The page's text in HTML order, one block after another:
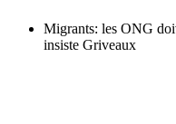
Migrants: les ONG
insiste Griveaux